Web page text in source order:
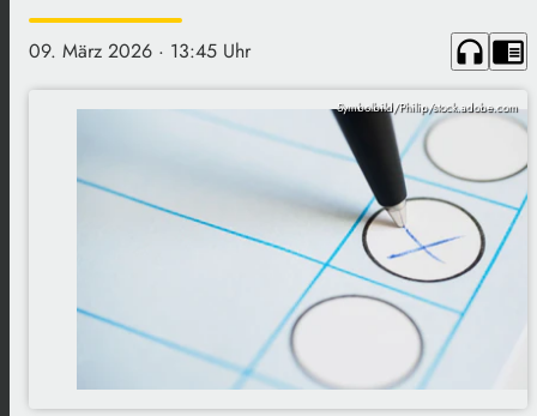
09. März 2026 · 13:45 Uhr headphones chrome_reader_mode
Symbolbild/Philip/stock.adobe.com